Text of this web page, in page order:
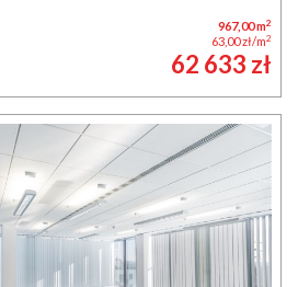
967,00 m2
63,00 zł/m2
62 633 zł